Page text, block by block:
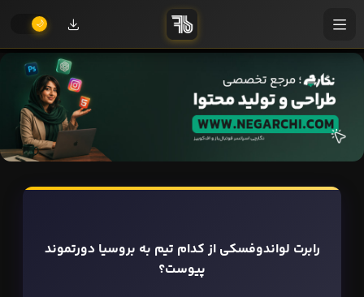
رابرت لواندوفسکی از کدام تیم به بروسیا دورتموند
پیوست؟